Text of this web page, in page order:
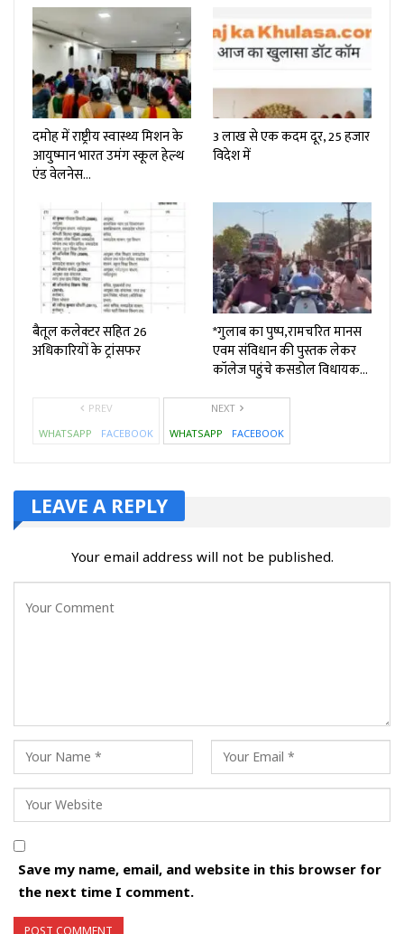
दमोह में राष्ट्रीय स्वास्थ्य मिशन के
आयुष्मान भारत उमंग स्कूल हेल्थ
एंड वेलनेस…
3 लाख से एक कदम दूर, 25 हजार
विदेश में
बैतूल कलेक्टर सहित 26
अधिकारियों के ट्रांसफर
*गुलाब का पुष्प,रामचरित मानस
एवम संविधान की पुस्तक लेकर
कॉलेज पहुंचे कसडोल विधायक…
PREV
WHATSAPP
FACEBOOK
NEXT
WHATSAPP
FACEBOOK
LEAVE A REPLY
Your email address will not be published.
Save my name, email, and website in this browser for
the next time I comment.